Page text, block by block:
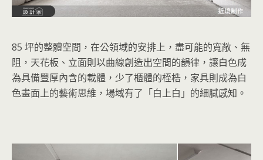
85 坪的整體空間，在公領域的安排上，盡可能的寬敞、無
阻，天花板、立面則以曲線創造出空間的韻律，讓白色成
為具備豐厚內含的載體，少了櫃體的桎梏，家具則成為白
色畫面上的藝術思維，場域有了「白上白」的細膩感知。